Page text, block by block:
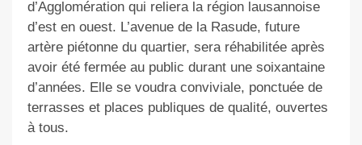
d’Agglomération qui reliera la région lausannoise
d’est en ouest. L’avenue de la Rasude, future
artère piétonne du quartier, sera réhabilitée après
avoir été fermée au public durant une soixantaine
d’années. Elle se voudra conviviale, ponctuée de
terrasses et places publiques de qualité, ouvertes
à tous.